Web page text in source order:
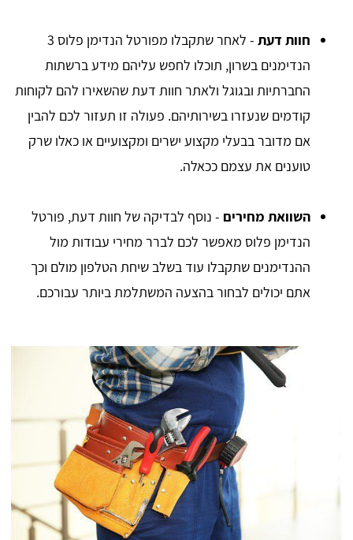
חוות דעת
- לאחר שתקבלו מפורטל הנדימן פלוס 3
הנדימנים בשרון, תוכלו לחפש עליהם מידע ברשתות
החברתיות ובגוגל ולאתר חוות דעת שהשאירו להם לקוחות
קודמים שנעזרו בשירותיהם. פעולה זו תעזור לכם להבין
אם מדובר בבעלי מקצוע ישרים ומקצועיים או כאלו שרק
טוענים את עצמם ככאלה.
השוואת מחירים - נוסף לבדיקה של חוות דעת, פורטל
הנדימן פלוס מאפשר לכם לברר מחירי עבודות מול
ההנדימנים שתקבלו עוד בשלב שיחת הטלפון מולם וכך
אתם יכולים לבחור בהצעה המשתלמת ביותר עבורכם.